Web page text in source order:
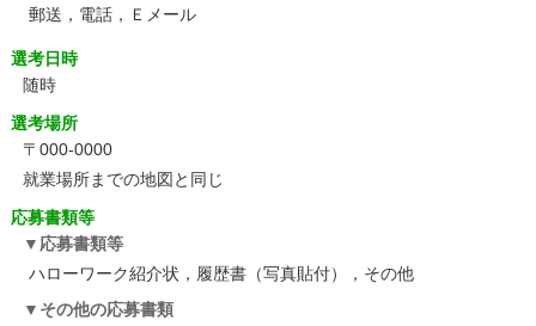
郵送，電話，Ｅメール
選考日時
随時
選考場所
〒000-0000
就業場所までの地図と同じ
応募書類等
応募書類等
ハローワーク紹介状，履歴書（写真貼付），その他
その他の応募書類